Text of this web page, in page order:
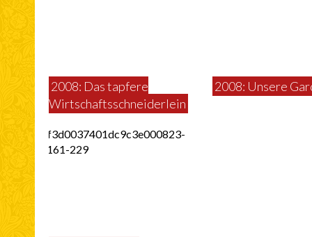
2008: Das tapfere
Wirtschaftsschneiderlein
2008: Unsere